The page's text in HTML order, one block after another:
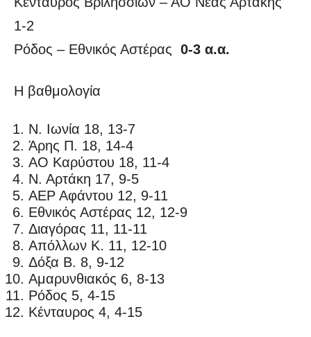
1-2
Ρόδος – Εθνικός Αστέρας 0-3 α.α.
Η βαθμολογία
Ν. Ιωνία 18, 13-7
Άρης Π. 18, 14-4
ΑΟ Καρύστου 18, 11-4
Ν. Αρτάκη 17, 9-5
ΑΕΡ Αφάντου 12, 9-11
Εθνικός Αστέρας 12, 12-9
Διαγόρας 11, 11-11
Απόλλων Κ. 11, 12-10
Δόξα Β. 8, 9-12
Αμαρυνθιακός 6, 8-13
Ρόδος 5, 4-15
Κένταυρος 4, 4-15